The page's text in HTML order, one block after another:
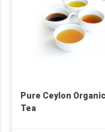
Pure Ceylon Organic
Tea